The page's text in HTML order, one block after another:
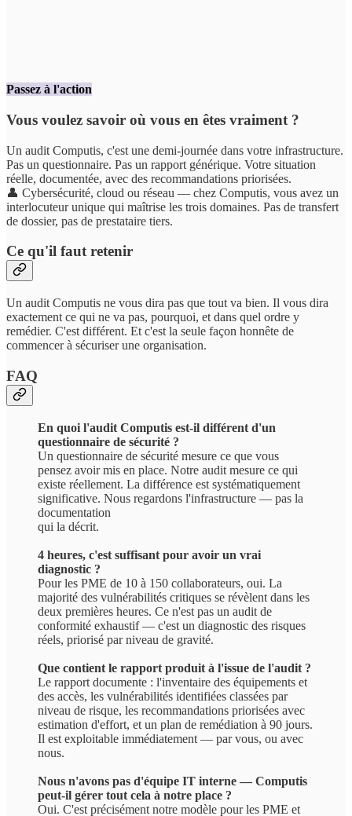
Passez à l'action
Vous voulez savoir où vous en êtes vraiment ?
Un audit Computis, c'est une demi-journée dans votre infrastructure.
Pas un questionnaire. Pas un rapport générique. Votre situation
réelle, documentée, avec des recommandations priorisées.
👤 Cybersécurité, cloud ou réseau — chez Computis, vous avez un
interlocuteur unique qui maîtrise les trois domaines. Pas de transfert
de dossier, pas de prestataire tiers.
Ce qu'il faut retenir
Un audit Computis ne vous dira pas que tout va bien. Il vous dira
exactement ce qui ne va pas, pourquoi, et dans quel ordre y
remédier. C'est différent. Et c'est la seule façon honnête de
commencer à sécuriser une organisation.
FAQ
En quoi l'audit Computis est-il différent d'un
questionnaire de sécurité ?
Un questionnaire de sécurité mesure ce que vous
pensez avoir mis en place. Notre audit mesure ce qui
existe réellement. La différence est systématiquement
significative. Nous regardons l'infrastructure — pas la
documentation
qui la décrit.
4 heures, c'est suffisant pour avoir un vrai
diagnostic ?
Pour les PME de 10 à 150 collaborateurs, oui. La
majorité des vulnérabilités critiques se révèlent dans les
deux premières heures. Ce n'est pas un audit de
conformité exhaustif — c'est un diagnostic des risques
réels, priorisé par niveau de gravité.
Que contient le rapport produit à l'issue de l'audit ?
Le rapport documente : l'inventaire des équipements et
des accès, les vulnérabilités identifiées classées par
niveau de risque, les recommandations priorisées avec
estimation d'effort, et un plan de remédiation à 90 jours.
Il est exploitable immédiatement — par vous, ou avec
nous.
Nous n'avons pas d'équipe IT interne — Computis
peut-il gérer tout cela à notre place ?
Oui. C'est précisément notre modèle pour les PME et